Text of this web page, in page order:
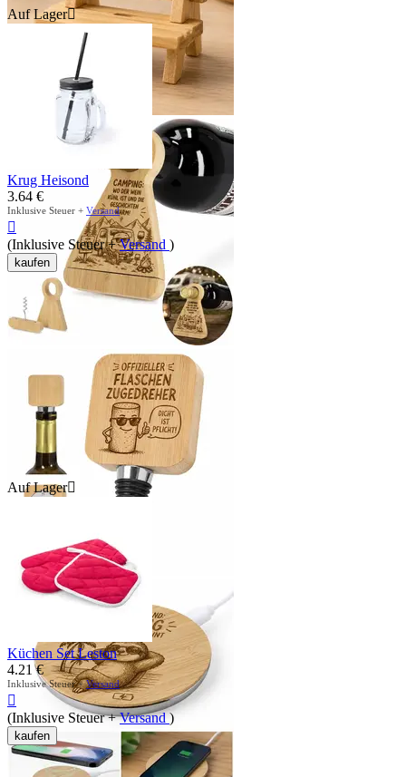
Auf Lager
Krug Heisond
3.64 €
Inklusive Steuer + Versand

(Inklusive Steuer +Versand )
kaufen
Auf Lager
Küchen Set Leston
4.21 €
Inklusive Steuer +Versand

(Inklusive Steuer +Versand)
kaufen